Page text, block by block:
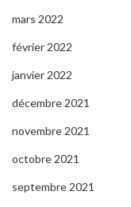
mars 2022
février 2022
janvier 2022
décembre 2021
novembre 2021
octobre 2021
septembre 2021